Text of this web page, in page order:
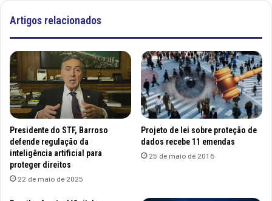
Artigos relacionados
Presidente do STF, Barroso
defende regulação da
inteligência artificial para
proteger direitos
22 de maio de 2025
Projeto de lei sobre proteção de
dados recebe 11 emendas
25 de maio de 2016